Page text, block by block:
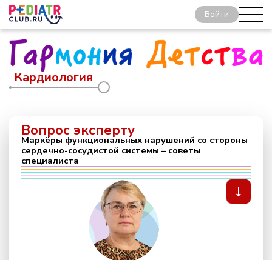
Войти
Кардиология
Вопрос эксперту
Маркёры функциональных нарушений со стороны
сердечно-сосудистой системы – советы
специалиста